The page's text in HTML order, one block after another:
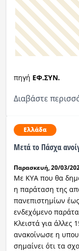
πηγή ΕΦ.ΣΥΝ.
Διαβάστε
Ελλάδα
Μετά το Πάσχα
Παρασκευή, 20/03/
Με ΚΥΑ που θα
η παράταση της
πανεπιστημίων
ενδεχόμενο
Κλειστά για άλλες
ανακοίνωσε η
σημαίνει ότι τα